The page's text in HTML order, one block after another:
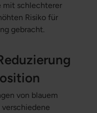
mit schlechterer
Risiko für
gebracht.
von blauem